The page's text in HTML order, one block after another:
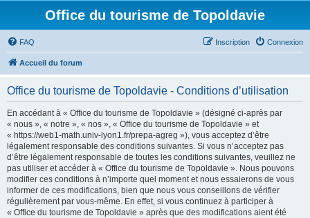
Office du tourisme de Topoldavie
FAQ Connexion
Inscription
Accueil du forum
Office du tourisme de Topoldavie - Conditions d’utilisation
En accédant à « Office du tourisme de Topoldavie » (désigné ci-après par
« nous », « notre », « nos », « Office du tourisme de Topoldavie » et
« https://web1-math.univ-lyon1.fr/prepa-agreg »), vous acceptez d’être
légalement responsable des conditions suivantes. Si vous n’acceptez pas
d’être légalement responsable de toutes les conditions suivantes, veuillez ne
pas utiliser et accéder à « Office du tourisme de Topoldavie ». Nous pouvons
modifier ces conditions à n’importe quel moment et nous essaierons de vous
informer de ces modifications, bien que nous vous conseillons de vérifier
régulièrement par vous-même. En effet, si vous continuez à participer à
« Office du tourisme de Topoldavie » après que des modifications aient été